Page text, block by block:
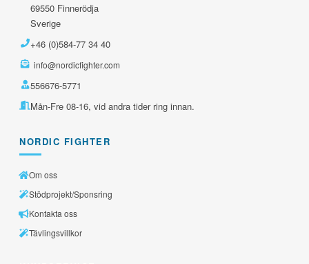
69550 Finnerödja
Sverige
+46 (0)584-77 34 40
info@nordicfighter.com
556676-5771
Mån-Fre 08-16, vid andra tider ring innan.
NORDIC FIGHTER
Om oss
Stödprojekt/Sponsring
Kontakta oss
Tävlingsvillkor